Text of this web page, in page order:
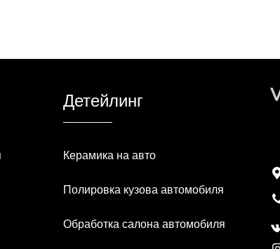
Детейлинг
Керамика на авто
Полировка кузова автомобиля
Обработка салона автомобиля